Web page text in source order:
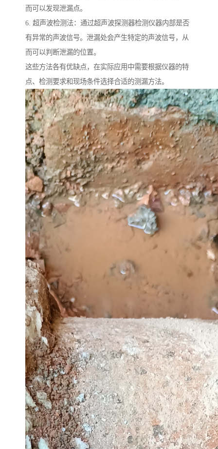
而可以发现泄漏点。
6. 超声波检测法：通过超声波探测器检测仪器内部是否
有异常的声波信号。泄漏处会产生特定的声波信号，从
而可以判断泄漏的位置。
这些方法各有优缺点，在实际应用中需要根据仪器的特
点、检测要求和现场条件选择合适的测漏方法。